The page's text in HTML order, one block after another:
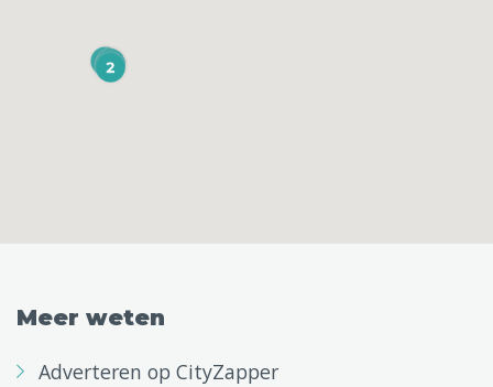
Meer weten
Adverteren op CityZapper